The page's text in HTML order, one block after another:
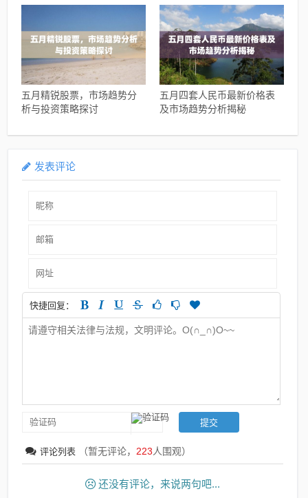
五月精锐股票，市场趋势分
析与投资策略探讨
五月四套人民币最新价格表
及市场趋势分析揭秘
发表评论
快捷回复：
评论列表 （暂无评论， 223人围观）
还没有评论，来说两句吧...